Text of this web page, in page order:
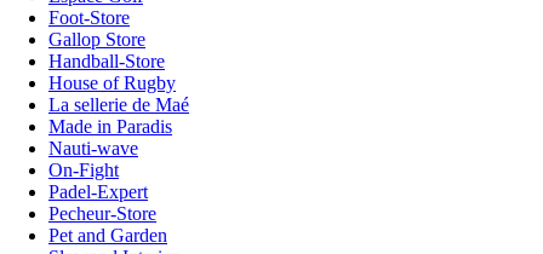
Foot-Store
Gallop Store
Handball-Store
House of Rugby
La sellerie de Maé
Made in Paradis
Nauti-wave
On-Fight
Padel-Expert
Pecheur-Store
Pet and Garden